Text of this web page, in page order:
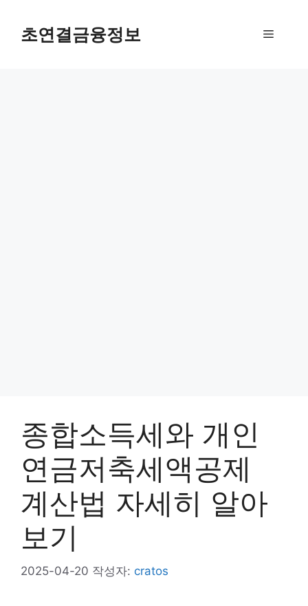
초연결금융정보 메
종합소득세와 개인
연금저축세액공제
계산법 자세히 알아
보기
2025-04-20 작성자: cratos